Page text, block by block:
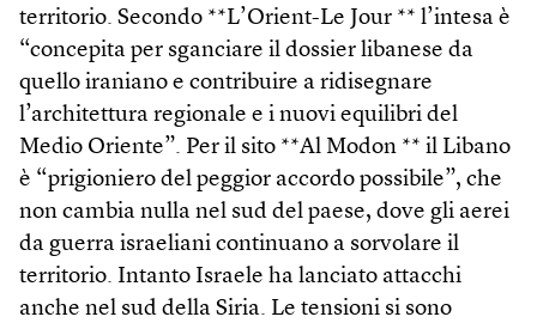
territorio. Secondo **L’Orient-Le Jour ** l’intesa è
“concepita per sganciare il dossier libanese da
quello iraniano e contribuire a ridisegnare
l’architettura regionale e i nuovi equilibri del
Medio Oriente”. Per il sito **Al Modon ** il Libano
è “prigioniero del peggior accordo possibile”, che
non cambia nulla nel sud del paese, dove gli aerei
da guerra israeliani continuano a sorvolare il
territorio. Intanto Israele ha lanciato attacchi
anche nel sud della Siria. Le tensioni si sono